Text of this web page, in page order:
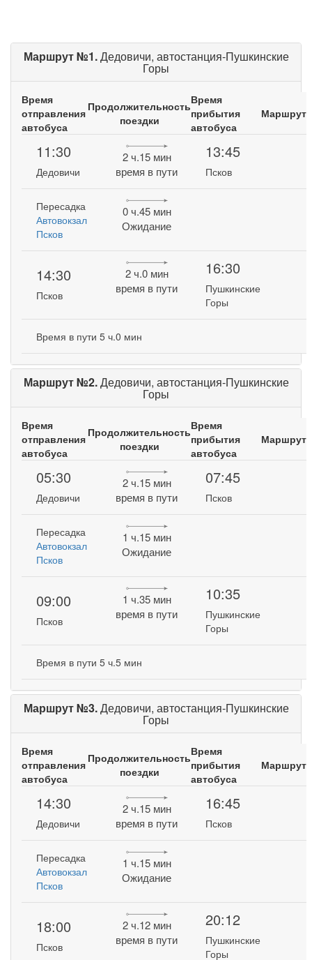
Маршрут №1.Дедовичи, автостанция-Пушкинские
Горы
Время
отправления
автобуса
Продолжительность
поездки
Время
прибытия
автобуса
Маршрут
11:30
Дедовичи
2 ч.15 мин
время в пути
13:45
Псков
Пересадка
Автовокзал
Псков
0 ч.45 мин
Ожидание
14:30
Псков
2 ч.0 мин
время в пути
16:30
Пушкинские
Горы
Время в пути 5 ч.0 мин
Маршрут №2.Дедовичи, автостанция-Пушкинские
Горы
Время
отправления
автобуса
Продолжительность
поездки
Время
прибытия
автобуса
Маршрут
05:30
Дедовичи
2 ч.15 мин
время в пути
07:45
Псков
Пересадка
Автовокзал
Псков
1 ч.15 мин
Ожидание
09:00
Псков
1 ч.35 мин
время в пути
10:35
Пушкинские
Горы
Время в пути 5 ч.5 мин
Маршрут №3.Дедовичи, автостанция-Пушкинские
Горы
Время
отправления
автобуса
Продолжительность
поездки
Время
прибытия
автобуса
Маршрут
14:30
Дедовичи
2 ч.15 мин
время в пути
16:45
Псков
Пересадка
Автовокзал
Псков
1 ч.15 мин
Ожидание
18:00
Псков
2 ч.12 мин
время в пути
20:12
Пушкинские
Горы